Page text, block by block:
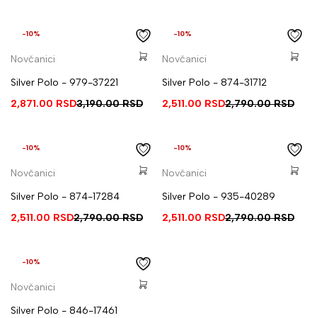
-10%
Novčanici
Silver Polo - 979-37221
3,190.00RSD
2,871.00 RSD
-10%
Novčanici
Silver Polo - 874-31712
2,790.00RSD
2,511.00 RSD
-10%
Novčanici
Silver Polo - 874-17284
2,790.00RSD
2,511.00 RSD
-10%
Novčanici
Silver Polo - 935-40289
2,790.00RSD
2,511.00 RSD
-10%
Novčanici
Silver Polo - 846-17461